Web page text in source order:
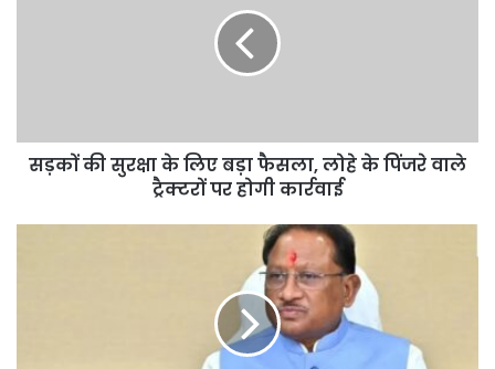
सड़कों की सुरक्षा के लिए बड़ा फैसला, लोहे के पिंजरे वाले
ट्रैक्टरों पर होगी कार्रवाई